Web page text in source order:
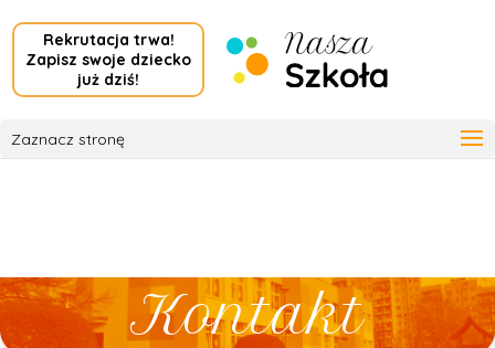
Rekrutacja trwa!
Zapisz swoje dziecko
już dziś!
Zaznacz stronę
Kontakt